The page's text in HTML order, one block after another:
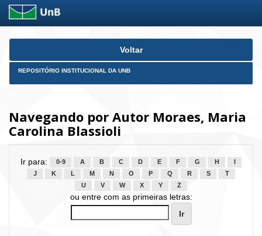
Skip
Voltar
REPOSITÓRIO INSTITUCIONAL DA UNB
Navegando por Autor Moraes, Maria
Carolina Blassioli
Ir para: 0-9 A B C D E F G H
J
K L M N O P Q R S
T
U
V W X Y Z
ou entre com as primeiras letras: